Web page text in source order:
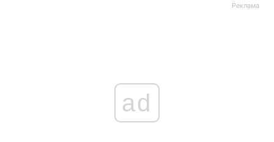
Реклама
ad